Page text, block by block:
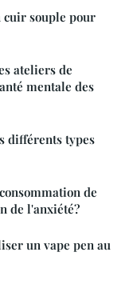
cuir souple pour
ateliers de
mentale des
différents types
de
de l'anxiété?
un vape pen au